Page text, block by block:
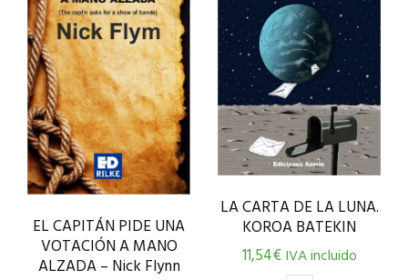
EL CAPITÁN PIDE UNA
VOTACIÓN A MANO
ALZADA – Nick Flynn
LA CARTA DE LA LUNA.
KOROA BATEKIN
11,54€ IVA incluido